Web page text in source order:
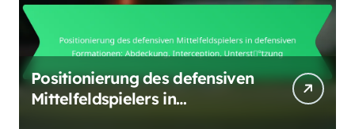
Positionierung des defensiven
Mittelfeldspielers in